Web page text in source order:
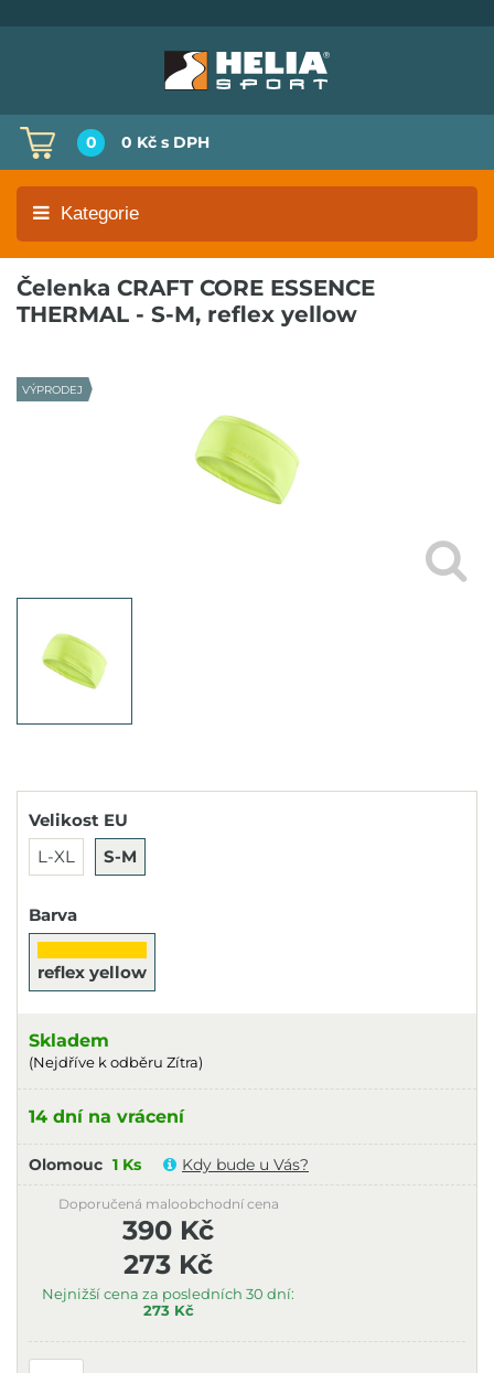
0 0 Kč s DPH
Kategorie
Čelenka CRAFT CORE ESSENCE
THERMAL - S-M, reflex yellow
VÝPRODEJ
Velikost EU
L-XL
S-M
Barva
reflex yellow
Skladem
(Nejdříve k odběru Zítra)
14 dní na vrácení
Olomouc 1 Ks Kdy bude u Vás?
273 Kč
Nejnižší cena za posledních 30 dní:
273 Kč
Doporučená maloobchodní cena
390 Kč